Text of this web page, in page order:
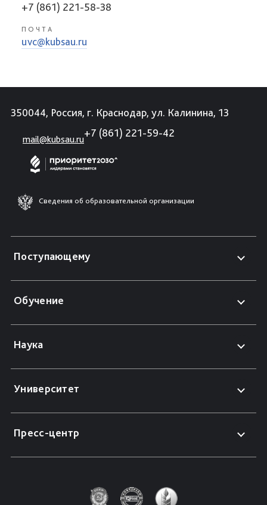
+7 (861) 221-58-38
ПОЧТА
uvc@kubsau.ru
350044, Россия, г. Краснодар, ул. Калинина, 13
mail@kubsau.ru
+7 (861) 221-59-42
Сведения об образовательной организации
Поступающему
Обучение
Наука
Университет
Пресс-центр